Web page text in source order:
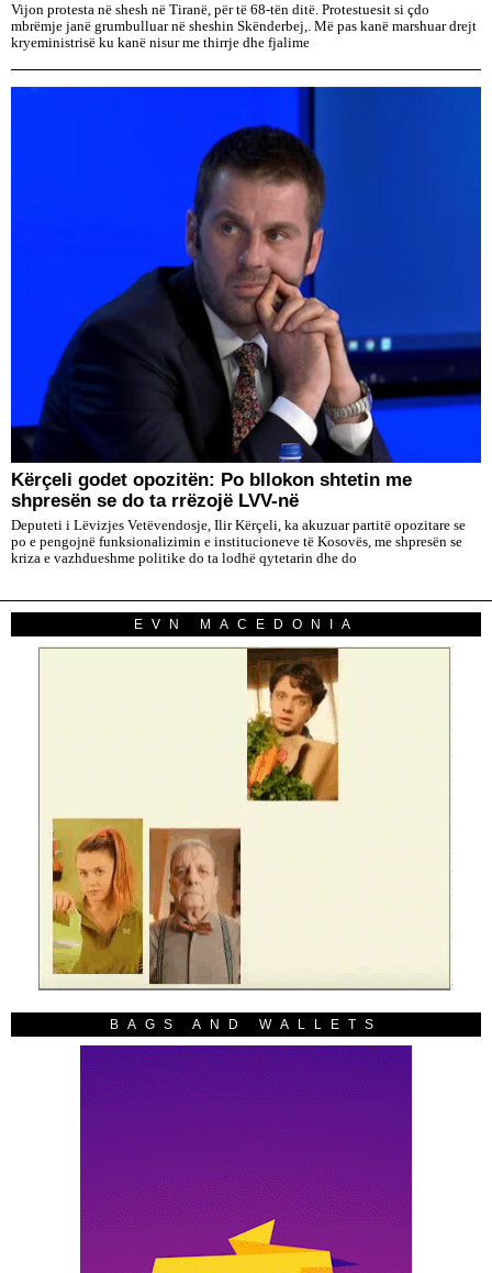
Vijon protesta në shesh në Tiranë, për të 68-tën ditë. Protestuesit si çdo
mbrëmje janë grumbulluar në sheshin Skënderbej,. Më pas kanë marshuar drejt
kryeministrisë ku kanë nisur me thirrje dhe fjalime
Kërçeli godet opozitën: Po bllokon shtetin me
shpresën se do ta rrëzojë LVV-në
Deputeti i Lëvizjes Vetëvendosje, Ilir Kërçeli, ka akuzuar partitë opozitare se
po e pengojnë funksionalizimin e institucioneve të Kosovës, me shpresën se
kriza e vazhdueshme politike do ta lodhë qytetarin dhe do
EVN MACEDONIA
BAGS AND WALLETS